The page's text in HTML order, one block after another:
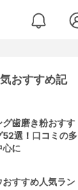
おすすめ記
グ歯磨き粉おすす
52選！口コミの多
心に
おすすめ人気ラン